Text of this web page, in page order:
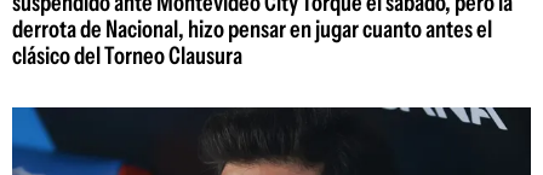
derrota de Nacional, hizo pensar en jugar cuanto antes el
clásico del Torneo Clausura